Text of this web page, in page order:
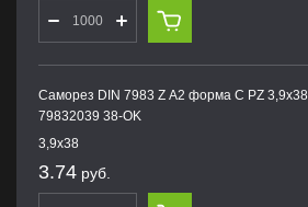
Саморез DIN 7983 Z А2 форма С PZ 3,9х38
79832039 38-OK
3,9х38
3.74 руб.